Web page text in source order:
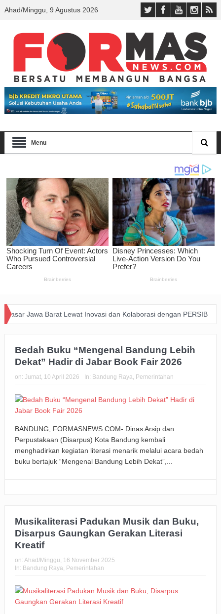
Ahad/Minggu, 9 Agustus 2026
Menu
Jawa Barat Lewat Inovasi dan Kolaborasi dengan PERSIB
Bedah Buku “Mengenal Bandung Lebih
Dekat” Hadir di Jabar Book Fair 2026
on: Jumat, 10 April 2026 In: Bandung Raya, Pemerintahan
BANDUNG, FORMASNEWS.COM- Dinas Arsip dan
Perpustakaan (Disarpus) Kota Bandung kembali
menghadirkan kegiatan literasi menarik melalui acara bedah
buku bertajuk “Mengenal Bandung Lebih Dekat”,...
Musikaliterasi Padukan Musik dan Buku,
Disarpus Gaungkan Gerakan Literasi
Kreatif
on: Ahad/Minggu, 16 November 2025
In: Bandung Raya, Pemerintahan